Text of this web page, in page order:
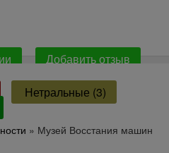
Добавить отзыв
Нетральные (3)
» Музей Восстания машин